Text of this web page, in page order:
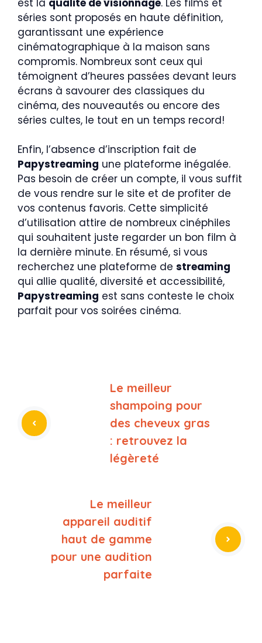
séries sont proposés en haute définition,
garantissant une expérience
cinématographique à la maison sans
compromis. Nombreux sont ceux qui
témoignent d’heures passées devant leurs
écrans à savourer des classiques du
cinéma, des nouveautés ou encore des
séries cultes, le tout en un temps record!
Enfin, l’absence d’inscription fait de
Papystreaming une plateforme inégalée.
Pas besoin de créer un compte, il vous suffit
de vous rendre sur le site et de profiter de
vos contenus favoris. Cette simplicité
d’utilisation attire de nombreux cinéphiles
qui souhaitent juste regarder un bon film à
la dernière minute. En résumé, si vous
recherchez une plateforme de streaming
qui allie qualité, diversité et accessibilité,
Papystreaming est sans conteste le choix
parfait pour vos soirées cinéma.
Le meilleur
shampoing pour
des cheveux gras
: retrouvez la
légèreté
Le meilleur
appareil auditif
haut de gamme
pour une audition
parfaite